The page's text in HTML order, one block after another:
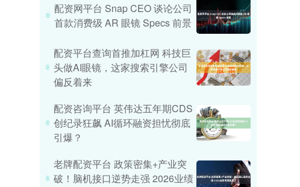
配资网平台 Snap CEO 谈论公司
首款消费级 AR 眼镜 Specs 前景
配资平台查询首推加杠网 科技巨
头做AI眼镜，这家搜索引擎公司
偏反着来
配资咨询平台 英伟达五年期CDS
创纪录狂飙 AI循环融资担忧彻底
引爆？
老牌配资平台 政策密集+产业突
破！脑机接口逆势走强 2026业绩